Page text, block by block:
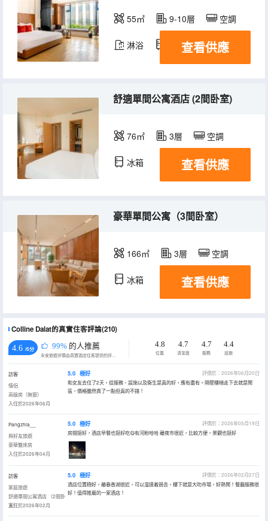
55㎡ 9-10層 空調
淋浴 冰箱查看供應
舒適單間公寓酒店 (2間卧室)
76㎡ 3層 空調
冰箱 查看供應
豪華單間公寓（3間卧室）
166㎡ 3層 空調
冰箱 查看供應
Colline Dalat的真實住客評論(210)
4.6 /5分 99% 的人推薦
永安旅遊評價由真實酒店住客提供的評價。
4.8
位置
4.7
清潔度
4.7
服務
4.4
設施
訪客
情侶
高級房（無窗）
入住於2026年06月
5.0 極好
評價於：2026年06月20日
和女友去住了2天，從服務、設施以及衞生是真的好，應有盡有。隔壁樓梯走下去就是鬧
區，價格雖然貴了一點但真的不錯！
Pangzhia__
與好友旅遊
豪華雙床房
入住於2026年04月
5.0 極好
評價於：2026年05月19日
房間挺好，酒店早餐也挺好吃😋有河粉哈哈 離夜市很近，比較方便，景觀也挺好
訪客
家庭旅遊
舒適單間公寓酒店 （2間卧
室）
入住於2026年02月
5.0 極好
評價於：2026年02月27日
酒店位置極好，離春香湖很近，可以溜達着過去，樓下就是大叻市場，好熱鬧！餐廳服務很
好！值得推薦的一家酒店！